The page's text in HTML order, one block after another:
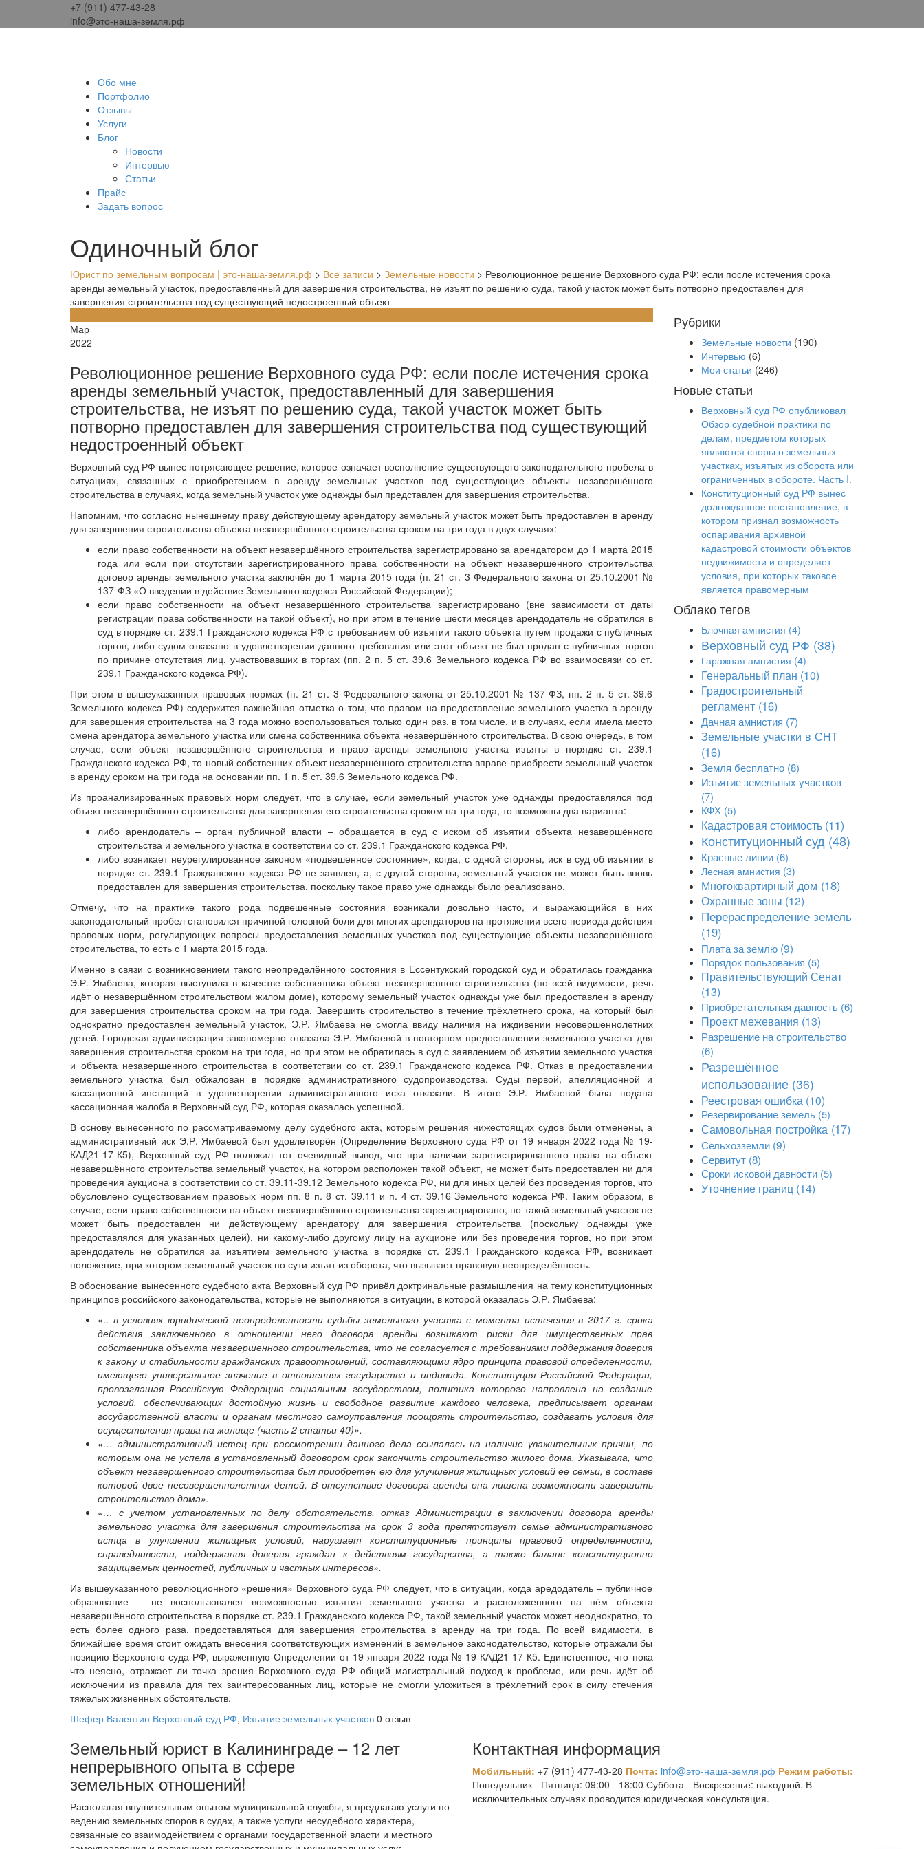
+7 (911) 477-43-28
info@это-наша-земля.рф
Обо мне
Портфолио
Отзывы
Услуги
Блог
Новости
Интервью
Статьи
Прайс
Задать вопрос
Одиночный блог
Юрист по земельным вопросам | это-наша-земля.рф > Все записи > Земельные новости > Революционное решение Верховного суда РФ: если после истечения срока
аренды земельный участок, предоставленный для завершения строительства, не изъят по решению суда, такой участок может быть потворно предоставлен для
завершения строительства под существующий недостроенный объект
Мар
2022
Революционное решение Верховного суда РФ: если после истечения срока
аренды земельный участок, предоставленный для завершения
строительства, не изъят по решению суда, такой участок может быть
потворно предоставлен для завершения строительства под существующий
недостроенный объект
Верховный суд РФ вынес потрясающее решение, которое означает восполнение существующего законодательного пробела в
ситуациях, связанных с приобретением в аренду земельных участков под существующие объекты незавершённого
строительства в случаях, когда земельный участок уже однажды был представлен для завершения строительства.
Напомним, что согласно нынешнему праву действующему арендатору земельный участок может быть предоставлен в аренду
для завершения строительства объекта незавершённого строительства сроком на три года в двух случаях:
если право собственности на объект незавершённого строительства зарегистрировано за арендатором до 1 марта 2015
года или если при отсутствии зарегистрированного права собственности на объект незавершённого строительства
договор аренды земельного участка заключён до 1 марта 2015 года (п. 21 ст. 3 Федерального закона от 25.10.2001 №
137-ФЗ «О введении в действие Земельного кодекса Российской Федерации);
если право собственности на объект незавершённого строительства зарегистрировано (вне зависимости от даты
регистрации права собственности на такой объект), но при этом в течение шести месяцев арендодатель не обратился в
суд в порядке ст. 239.1 Гражданского кодекса РФ с требованием об изъятии такого объекта путем продажи с публичных
торгов, либо судом отказано в удовлетворении данного требования или этот объект не был продан с публичных торгов
по причине отсутствия лиц, участвовавших в торгах (пп. 2 п. 5 ст. 39.6 Земельного кодекса РФ во взаимосвязи со ст.
239.1 Гражданского кодекса РФ).
При этом в вышеуказанных правовых нормах (п. 21 ст. 3 Федерального закона от 25.10.2001 № 137-ФЗ, пп. 2 п. 5 ст. 39.6
Земельного кодекса РФ) содержится важнейшая отметка о том, что правом на предоставление земельного участка в аренду
для завершения строительства на 3 года можно воспользоваться только один раз, в том числе, и в случаях, если имела место
смена арендатора земельного участка или смена собственника объекта незавершённого строительства. В свою очередь, в том
случае, если объект незавершённого строительства и право аренды земельного участка изъяты в порядке ст. 239.1
Гражданского кодекса РФ, то новый собственник объект незавершённого строительства вправе приобрести земельный участок
в аренду сроком на три года на основании пп. 1 п. 5 ст. 39.6 Земельного кодекса РФ.
Из проанализированных правовых норм следует, что в случае, если земельный участок уже однажды предоставлялся под
объект незавершённого строительства для завершения его строительства сроком на три года, то возможны два варианта:
либо арендодатель – орган публичной власти – обращается в суд с иском об изъятии объекта незавершённого
строительства и земельного участка в соответствии со ст. 239.1 Гражданского кодекса РФ,
либо возникает неурегулированное законом «подвешенное состояние», когда, с одной стороны, иск в суд об изъятии в
порядке ст. 239.1 Гражданского кодекса РФ не заявлен, а, с другой стороны, земельный участок не может быть вновь
предоставлен для завершения строительства, поскольку такое право уже однажды было реализовано.
Отмечу, что на практике такого рода подвешенные состояния возникали довольно часто, и выражающийся в них
законодательный пробел становился причиной головной боли для многих арендаторов на протяжении всего периода действия
правовых норм, регулирующих вопросы предоставления земельных участков под существующие объекты незавершённого
строительства, то есть с 1 марта 2015 года.
Именно в связи с возникновением такого неопределённого состояния в Ессентукский городской суд и обратилась гражданка
Э.Р. Ямбаева, которая выступила в качестве собственника объект незавершенного строительства (по всей видимости, речь
идёт о незавершённом строительством жилом доме), которому земельный участок однажды уже был предоставлен в аренду
для завершения строительства сроком на три года. Завершить строительство в течение трёхлетнего срока, на который был
однократно предоставлен земельный участок, Э.Р. Ямбаева не смогла ввиду наличия на иждивении несовершеннолетних
детей. Городская администрация закономерно отказала Э.Р. Ямбаевой в повторном предоставлении земельного участка для
завершения строительства сроком на три года, но при этом не обратилась в суд с заявлением об изъятии земельного участка
и объекта незавершённого строительства в соответствии со ст. 239.1 Гражданского кодекса РФ. Отказ в предоставлении
земельного участка был обжалован в порядке административного судопроизводства. Суды первой, апелляционной и
кассационной инстанций в удовлетворении административного иска отказали. В итоге Э.Р. Ямбаевой была подана
кассационная жалоба в Верховный суд РФ, которая оказалась успешной.
В основу вынесенного по рассматриваемому делу судебного акта, которым решения нижестоящих судов были отменены, а
административный иск Э.Р. Ямбаевой был удовлетворён (Определение Верховного суда РФ от 19 января 2022 года № 19-
КАД21-17-К5), Верховный суд РФ положил тот очевидный вывод, что при наличии зарегистрированного права на объект
незавершённого строительства земельный участок, на котором расположен такой объект, не может быть предоставлен ни для
проведения аукциона в соответствии со ст. 39.11-39.12 Земельного кодекса РФ, ни для иных целей без проведения торгов, что
обусловлено существованием правовых норм пп. 8 п. 8 ст. 39.11 и п. 4 ст. 39.16 Земельного кодекса РФ. Таким образом, в
случае, если право собственности на объект незавершённого строительства зарегистрировано, но такой земельный участок не
может быть предоставлен ни действующему арендатору для завершения строительства (поскольку однажды уже
предоставлялся для указанных целей), ни какому-либо другому лицу на аукционе или без проведения торгов, но при этом
арендодатель не обратился за изъятием земельного участка в порядке ст. 239.1 Гражданского кодекса РФ, возникает
положение, при котором земельный участок по сути изъят из оборота, что вызывает правовую неопределённость.
В обоснование вынесенного судебного акта Верховный суд РФ привёл доктринальные размышления на тему конституционных
принципов российского законодательства, которые не выполняются в ситуации, в которой оказалась Э.Р. Ямбаева:
«.. в условиях юридической неопределенности судьбы земельного участка с момента истечения в 2017 г. срока
действия заключенного в отношении него договора аренды возникают риски для имущественных прав
собственника объекта незавершенного строительства, что не согласуется с требованиями поддержания доверия
к закону и стабильности гражданских правоотношений, составляющими ядро принципа правовой определенности,
имеющего универсальное значение в отношениях государства и индивида. Конституция Российской Федерации,
провозглашая Российскую Федерацию социальным государством, политика которого направлена на создание
условий, обеспечивающих достойную жизнь и свободное развитие каждого человека, предписывает органам
государственной власти и органам местного самоуправления поощрять строительство, создавать условия для
осуществления права на жилище (часть 2 статьи 40)».
«… административный истец при рассмотрении данного дела ссылалась на наличие уважительных причин, по
которым она не успела в установленный договором срок закончить строительство жилого дома. Указывала, что
объект незавершенного строительства был приобретен ею для улучшения жилищных условий ее семьи, в составе
которой двое несовершеннолетних детей. В отсутствие договора аренды она лишена возможности завершить
строительство дома».
«… с учетом установленных по делу обстоятельств, отказ Администрации в заключении договора аренды
земельного участка для завершения строительства на срок 3 года препятствует семье административного
истца в улучшении жилищных условий, нарушает конституционные принципы правовой определенности,
справедливости, поддержания доверия граждан к действиям государства, а также баланс конституционно
защищаемых ценностей, публичных и частных интересов».
Из вышеуказанного революционного «решения» Верховного суда РФ следует, что в ситуации, когда аредодатель – публичное
образование – не воспользовался возможностью изъятия земельного участка и расположенного на нём объекта
незавершённого строительства в порядке ст. 239.1 Гражданского кодекса РФ, такой земельный участок может неоднократно, то
есть более одного раза, предоставляться для завершения строительства в аренду на три года. По всей видимости, в
ближайшее время стоит ожидать внесения соответствующих изменений в земельное законодательство, которые отражали бы
позицию Верховного суда РФ, выраженную Определении от 19 января 2022 года № 19-КАД21-17-К5. Единственное, что пока
что неясно, отражает ли точка зрения Верховного суда РФ общий магистральный подход к проблеме, или речь идёт об
исключении из правила для тех заинтересованных лиц, которые не смогли уложиться в трёхлетний срок в силу стечения
тяжелых жизненных обстоятельств.
Шефер Валентин Верховный суд РФ, Изъятие земельных участков 0 отзыв
Рубрики
Земельные новости (190)
Интервью (6)
Мои статьи (246)
Новые статьи
Верховный суд РФ опубликовал
Обзор судебной практики по
делам, предметом которых
являются споры о земельных
участках, изъятых из оборота или
ограниченных в обороте. Часть I.
Конституционный суд РФ вынес
долгожданное постановление, в
котором признал возможность
оспаривания архивной
кадастровой стоимости объектов
недвижимости и определяет
условия, при которых таковое
является правомерным
Облако тегов
Блочная амнистия (4)
Верховный суд РФ (38)
Гаражная амнистия (4)
Генеральный план (10)
Градостроительный
регламент(16)
Дачная амнистия (7)
Земельные участки в СНТ
(16)
Земля бесплатно(8)
Изъятие земельных участков
(7)
КФХ (5)
Кадастровая стоимость(11)
Конституционный суд (48)
Красные линии(6)
Лесная амнистия (3)
Многоквартирный дом (18)
Охранные зоны (12)
Перераспределение земель
(19)
Плата за землю(9)
Порядок пользования (5)
Правительствующий Сенат
(13)
Приобретательная давность(6)
Проект межевания (13)
Разрешение на строительство
(6)
Разрешённое
использование(36)
Реестровая ошибка (10)
Резервирование земель(5)
Самовольная постройка(17)
Сельхозземли(9)
Сервитут(8)
Сроки исковой давности(5)
Уточнение границ(14)
Земельный юрист в Калининграде – 12 лет
непрерывного опыта в сфере
земельных отношений!
Располагая внушительным опытом муниципальной службы, я предлагаю услуги по
ведению земельных споров в судах, а также услуги несудебного характера,
связанные со взаимодействием с органами государственной власти и местного
Контактная информация
Мобильный: +7 (911) 477-43-28 Почта: info@это-наша-земля.рф Режим работы:
Понедельник - Пятница: 09:00 - 18:00 Суббота - Воскресенье: выходной. В
исключительных случаях проводится юридическая консультация.